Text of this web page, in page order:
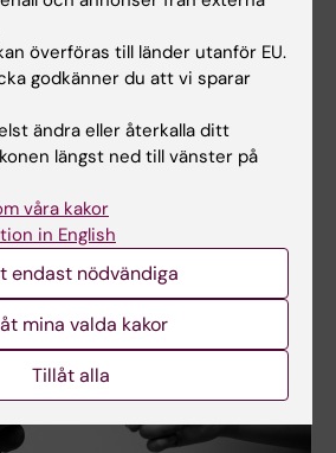
flesta donerade kropparna i
för läkarstudenter och, i
för blivande tandläkare,
i enstaka fall för andra
överföras till länder utanför EU.
godkänner du att vi sparar
ändra eller återkalla ditt
längst ned till vänster på
våra kakor
in English
endast nödvändiga
mina valda kakor
Tillåt alla